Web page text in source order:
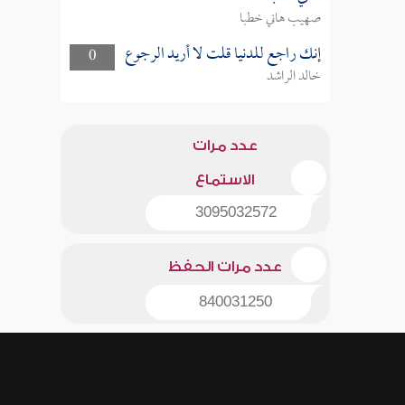
صهيب هاني خطبا
0
إنك راجع للدنيا قلت لا أريد الرجوع
خالد الراشد
عدد مرات
الاستماع
3095032572
عدد مرات الحفظ
840031250